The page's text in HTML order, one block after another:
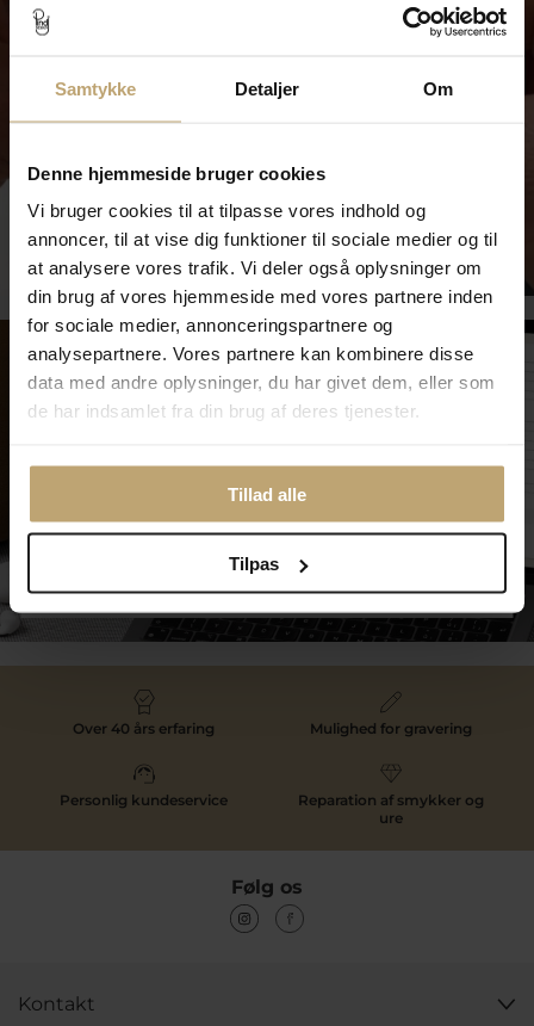
Samtykke Detaljer Om
Denne hjemmeside bruger cookies
Vi bruger cookies til at tilpasse vores indhold og
annoncer, til at vise dig funktioner til sociale medier og til
at analysere vores trafik. Vi deler også oplysninger om
din brug af vores hjemmeside med vores partnere inden
for sociale medier, annonceringspartnere og
analysepartnere. Vores partnere kan kombinere disse
data med andre oplysninger, du har givet dem, eller som
de har indsamlet fra din brug af deres tjenester.
Tillad alle
Tilpas
Smykkepleje
Tilmeld dig kundeklubben
Over 40 års erfaring Mulighed for gravering
Personlig kundeservice
Reparation af smykker og
ure
Følg os
Kontakt